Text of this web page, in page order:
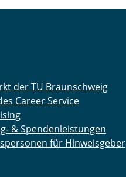
der TU Braunschweig
Career Service
& Spendenleistungen
für Hinweisgeber